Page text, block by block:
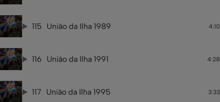
115 União da Ilha 1989 4:10
116 União da Ilha 1991 4:28
117 União da Ilha 1995 3:33